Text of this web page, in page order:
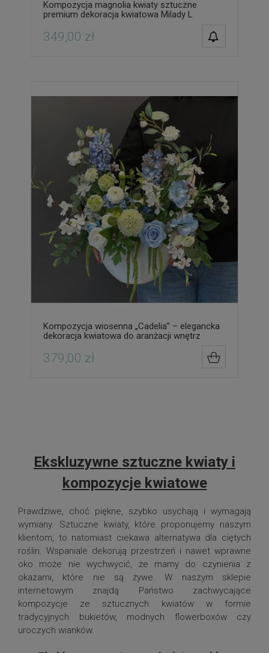
Kompozycja magnolia kwiaty sztuczne
premium dekoracja kwiatowa Milady L
349,00 zł
Kompozycja wiosenna „Cadelia” – elegancka
dekoracja kwiatowa do aranżacji wnętrz
379,00 zł
Ekskluzywne sztuczne kwiaty i
kompozycje kwiatowe
Prawdziwe, choć piękne, szybko usychają i wymagają
wymiany. Sztuczne kwiaty, które proponujemy naszym
klientom, to natomiast ciekawa alternatywa dla ciętych
roślin. Wspaniale dekorują przestrzeń i nawet wprawne
oko może nie wychwycić, że mamy do czynienia z
okazami, które nie są żywe. W naszym sklepie
internetowym znajdą Państwo zachwycające
kompozycje ze sztucznych kwiatów w formie
tradycyjnych bukietów, modnych flowerboxów czy
uroczych wianków.